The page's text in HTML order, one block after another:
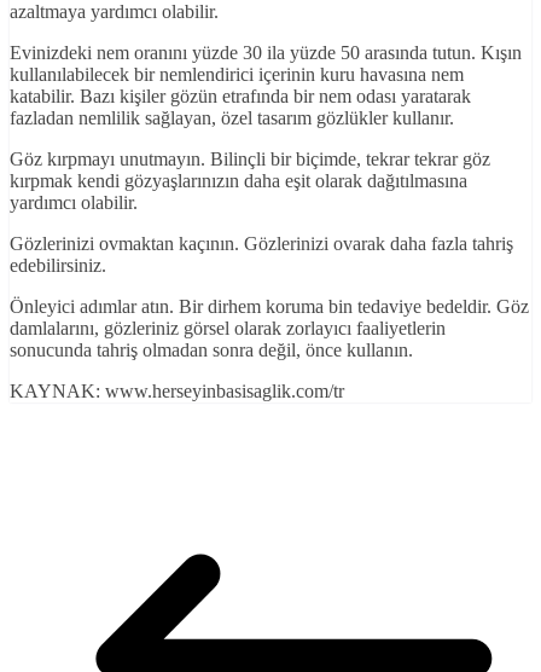
azaltmaya yardımcı olabilir.
Evinizdeki nem oranını yüzde 30 ila yüzde 50 arasında tutun. Kışın
kullanılabilecek bir nemlendirici içerinin kuru havasına nem
katabilir. Bazı kişiler gözün etrafında bir nem odası yaratarak
fazladan nemlilik sağlayan, özel tasarım gözlükler kullanır.
Göz kırpmayı unutmayın. Bilinçli bir biçimde, tekrar tekrar göz
kırpmak kendi gözyaşlarınızın daha eşit olarak dağıtılmasına
yardımcı olabilir.
Gözlerinizi ovmaktan kaçının. Gözlerinizi ovarak daha fazla tahriş
edebilirsiniz.
Önleyici adımlar atın. Bir dirhem koruma bin tedaviye bedeldir. Göz
damlalarını, gözleriniz görsel olarak zorlayıcı faaliyetlerin
sonucunda tahriş olmadan sonra değil, önce kullanın.
KAYNAK: www.herseyinbasisaglik.com/tr